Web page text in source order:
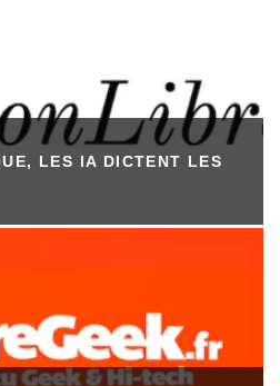
LES IA DICTENT LES